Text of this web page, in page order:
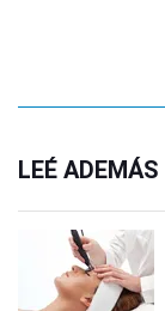
LEÉ ADEMÁS